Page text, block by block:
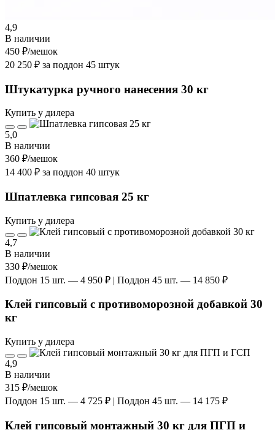
4,9
В наличии
450 ₽/мешок
20 250 ₽ за поддон 45 штук
Штукатурка ручного нанесения 30 кг
Купить у дилера
5,0
В наличии
360 ₽/мешок
14 400 ₽ за поддон 40 штук
Шпатлевка гипсовая 25 кг
Купить у дилера
4,7
В наличии
330 ₽/мешок
Поддон 15 шт. — 4 950 ₽ | Поддон 45 шт. — 14 850 ₽
Клей гипсовый с противоморозной добавкой 30
кг
Купить у дилера
4,9
В наличии
315 ₽/мешок
Поддон 15 шт. — 4 725 ₽ | Поддон 45 шт. — 14 175 ₽
Клей гипсовый монтажный 30 кг для ПГП и